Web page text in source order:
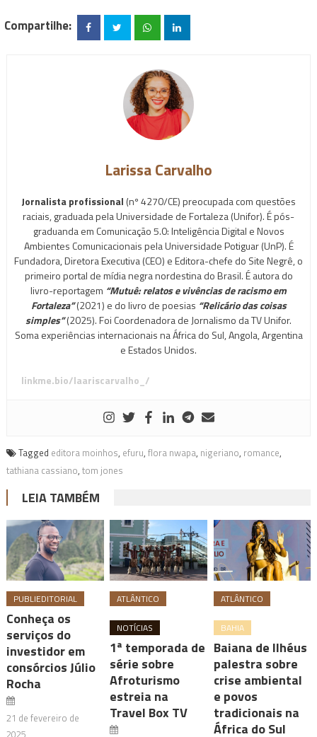
Compartilhe:
Larissa Carvalho
Jornalista profissional (nº 4270/CE) preocupada com questões
raciais, graduada pela Universidade de Fortaleza (Unifor). É pós-
graduanda em Comunicação 5.0: Inteligência Digital e Novos
Ambientes Comunicacionais pela Universidade Potiguar (UnP). É
Fundadora, Diretora Executiva (CEO) e Editora-chefe do Site Negrê, o
primeiro portal de mídia negra nordestina do Brasil. É autora do
livro-reportagem “Mutuê: relatos e vivências de racismo em
Fortaleza”(2021) e do livro de poesias “Relicário das coisas
simples”(2025). Foi Coordenadora de Jornalismo da TV Unifor.
Soma experiências internacionais na África do Sul, Angola, Argentina
e Estados Unidos.
linkme.bio/laariscarvalho_/
Tagged editora moinhos, efuru, flora nwapa, nigeriano, romance,
tathiana cassiano, tom jones
LEIA TAMBÉM
PUBLIEDITORIAL
Conheça os
serviços do
investidor em
consórcios Júlio
Rocha
21 de fevereiro de
2025
ATLÂNTICO
NOTÍCIAS
1ª temporada de
série sobre
Afroturismo
estreia na
Travel Box TV
ATLÂNTICO
BAHIA
Baiana de Ilhéus
palestra sobre
crise ambiental
e povos
tradicionais na
África do Sul